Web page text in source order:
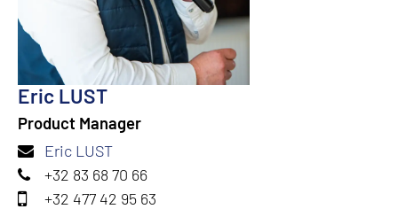
Eric LUST
Product Manager
Eric LUST
+32 83 68 70 66
+32 477 42 95 63